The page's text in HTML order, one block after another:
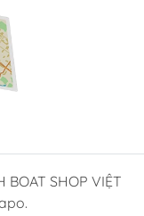
SHOP VIỆT